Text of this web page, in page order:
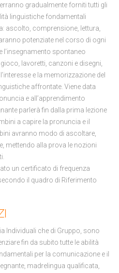
gradualmente forniti tutti gli
linguistiche fondamentali
ascolto, comprensione, lettura,
potenziate nel corso di ogni
l’insegnamento spontaneo
lavoretti, canzoni e disegni,
e la memorizzazione del
affrontate. Viene data
e all’apprendimento
parlerà fin dalla prima lezione
a capire la pronuncia e il
avranno modo di ascoltare,
mettendo alla prova le nozioni
un certificato di frequenza
il quadro di Riferimento
Individuali che di Gruppo, sono
fin da subito tutte le abilità
per la comunicazione e il
madrelingua qualificata,